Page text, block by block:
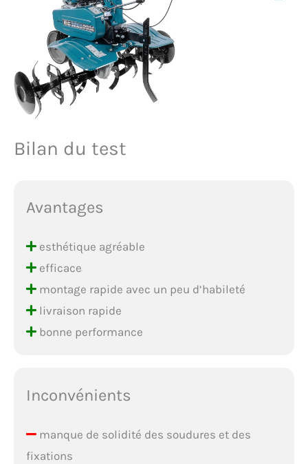
Bilan du test
Avantages
esthétique agréable
efficace
montage rapide avec un peu d’habileté
livraison rapide
bonne performance
Inconvénients
manque de solidité des soudures et des
fixations